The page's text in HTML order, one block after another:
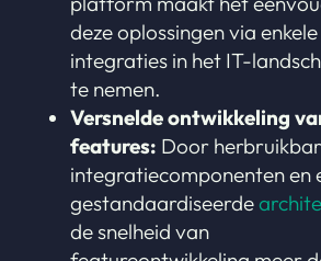
deze oplossingen via enkele
integraties in het IT-
te nemen.
Versnelde ontwikkeling
features: Door
integratiecomponenten en
gestandaardiseerde
de snelheid van